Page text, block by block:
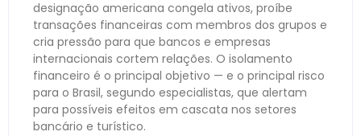
designação americana congela ativos, proíbe
transações financeiras com membros dos grupos e
cria pressão para que bancos e empresas
internacionais cortem relações. O isolamento
financeiro é o principal objetivo — e o principal risco
para o Brasil, segundo especialistas, que alertam
para possíveis efeitos em cascata nos setores
bancário e turístico.